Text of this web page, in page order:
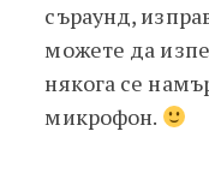
съраунд,
можете да
някога се
микрофон.